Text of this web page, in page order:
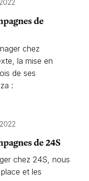
de
chez
la mise en
de ses
:
de 24S
chez 24S, nous
et les